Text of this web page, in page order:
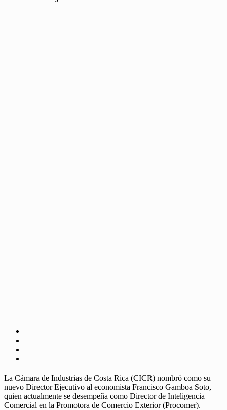
La Cámara de Industrias de Costa Rica (CICR) nombró como su
nuevo Director Ejecutivo al economista Francisco Gamboa Soto,
quien actualmente se desempeña como Director de Inteligencia
Comercial en la Promotora de Comercio Exterior (Procomer).